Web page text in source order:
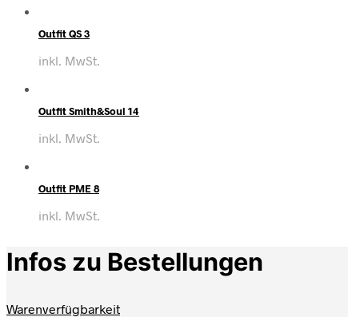
Outfit QS 3
inkl. MwSt.
Outfit Smith&Soul 14
inkl. MwSt.
Outfit PME 8
inkl. MwSt.
Infos zu Bestellungen
Warenverfügbarkeit